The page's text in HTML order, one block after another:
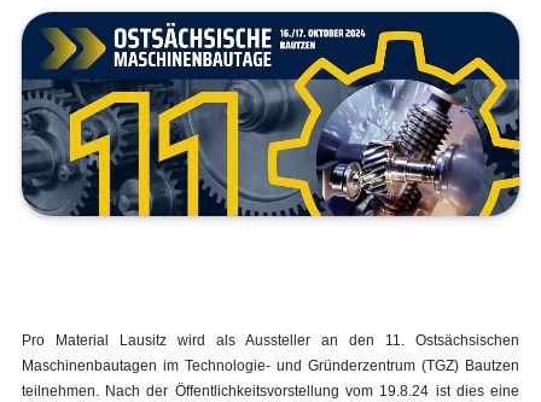
Pro Material Lausitz wird als Aussteller an den 11. Ostsächsischen
Maschinenbautagen im Technologie- und Gründerzentrum (TGZ) Bautzen
teilnehmen. Nach der Öffentlichkeitsvorstellung vom 19.8.24 ist dies eine